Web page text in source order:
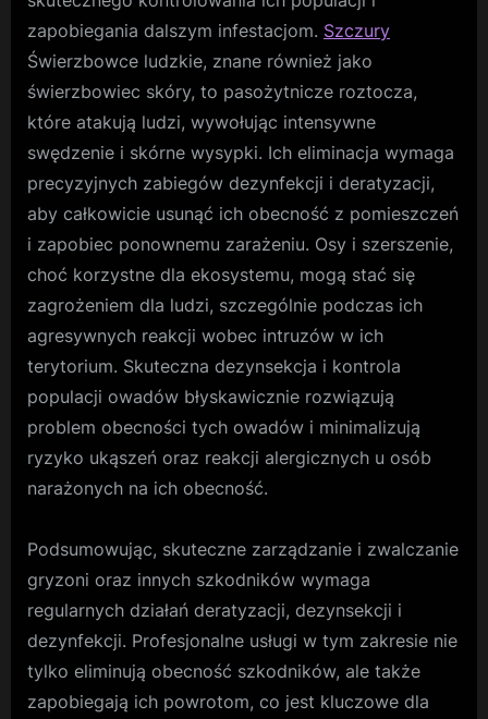
zapobiegania dalszym infestacjom. Szczury
Świerzbowce ludzkie, znane również jako
świerzbowiec skóry, to pasożytnicze roztocza,
które atakują ludzi, wywołując intensywne
swędzenie i skórne wysypki. Ich eliminacja wymaga
precyzyjnych zabiegów dezynfekcji i deratyzacji,
aby całkowicie usunąć ich obecność z pomieszczeń
i zapobiec ponownemu zarażeniu. Osy i szerszenie,
choć korzystne dla ekosystemu, mogą stać się
zagrożeniem dla ludzi, szczególnie podczas ich
agresywnych reakcji wobec intruzów w ich
terytorium. Skuteczna dezynsekcja i kontrola
populacji owadów błyskawicznie rozwiązują
problem obecności tych owadów i minimalizują
ryzyko ukąszeń oraz reakcji alergicznych u osób
narażonych na ich obecność.
Podsumowując, skuteczne zarządzanie i zwalczanie
gryzoni oraz innych szkodników wymaga
regularnych działań deratyzacji, dezynsekcji i
dezynfekcji. Profesjonalne usługi w tym zakresie nie
tylko eliminują obecność szkodników, ale także
zapobiegają ich powrotom, co jest kluczowe dla